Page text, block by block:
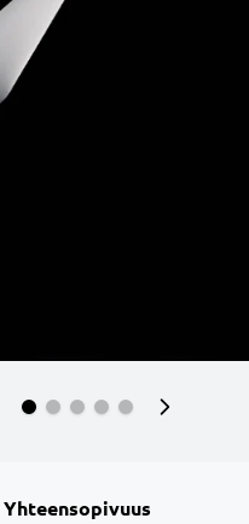
Yhteensopivuus